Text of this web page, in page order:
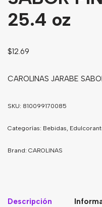
Bebidas
25.4 oz
$12.69
CAROLINAS JARABE
SKU: 810099170085
Categorías: Bebidas
Brand: CAROLINAS
Descripción